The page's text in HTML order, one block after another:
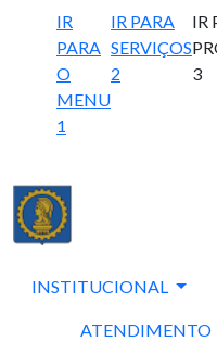
IR
PARA
O
MENU
1
IR PARA
SERVIÇOS
2
IR
3
INSTITUCIONAL
ATENDIMENTO